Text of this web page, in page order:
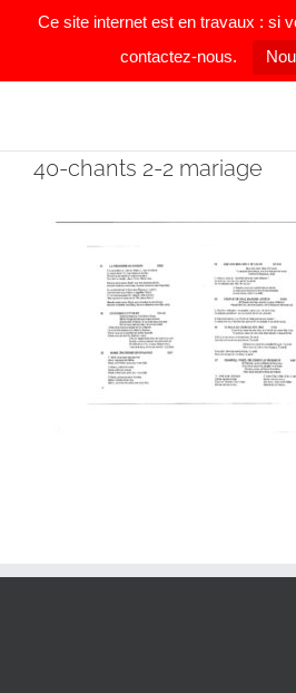
Ce site internet est en travaux : si
contactez-nous.
contenu40-chants 2-2 mariage